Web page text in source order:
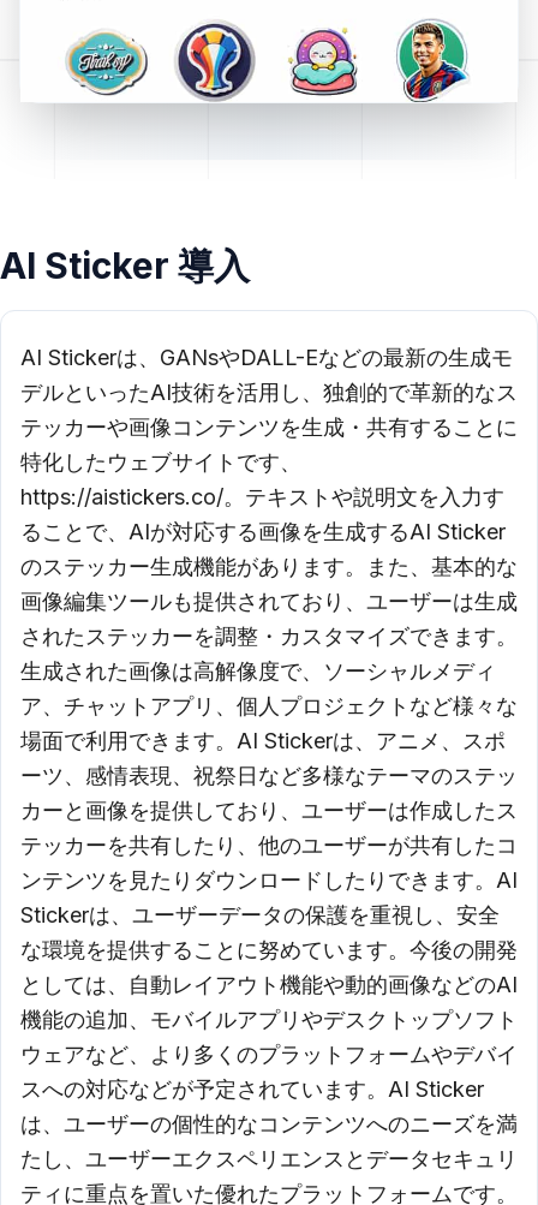
AI Sticker 導入
AI Stickerは、GANsやDALL-Eなどの最新の生成モ
デルといったAI技術を活用し、独創的で革新的なス
テッカーや画像コンテンツを生成・共有することに
特化したウェブサイトです、
https://aistickers.co/。テキストや説明文を入力す
ることで、AIが対応する画像を生成するAI Sticker
のステッカー生成機能があります。また、基本的な
画像編集ツールも提供されており、ユーザーは生成
されたステッカーを調整・カスタマイズできます。
生成された画像は高解像度で、ソーシャルメディ
ア、チャットアプリ、個人プロジェクトなど様々な
場面で利用できます。AI Stickerは、アニメ、スポ
ーツ、感情表現、祝祭日など多様なテーマのステッ
カーと画像を提供しており、ユーザーは作成したス
テッカーを共有したり、他のユーザーが共有したコ
ンテンツを見たりダウンロードしたりできます。AI
Stickerは、ユーザーデータの保護を重視し、安全
な環境を提供することに努めています。今後の開発
としては、自動レイアウト機能や動的画像などのAI
機能の追加、モバイルアプリやデスクトップソフト
ウェアなど、より多くのプラットフォームやデバイ
スへの対応などが予定されています。AI Sticker
は、ユーザーの個性的なコンテンツへのニーズを満
たし、ユーザーエクスペリエンスとデータセキュリ
ティに重点を置いた優れたプラットフォームです。